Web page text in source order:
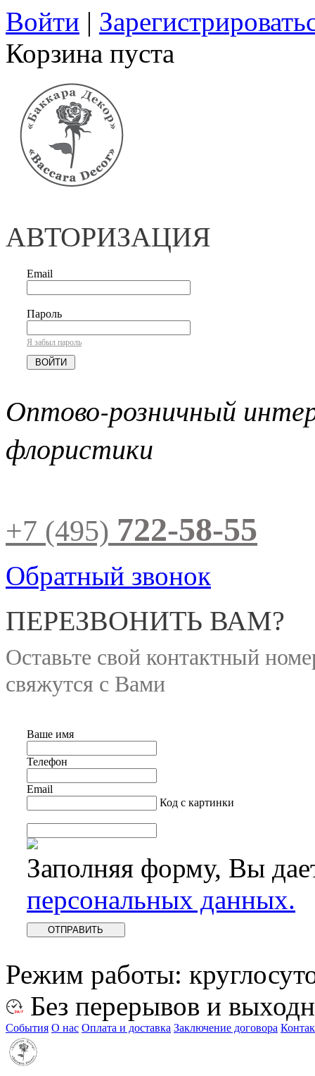
Войти |
Корзина пуста
АВТОРИЗАЦИЯ
Email
Пароль
Я забыл пароль
Оптово-розничный
флористики
+7 (495) 722-58-55
Обратный звонок
ПЕРЕЗВОНИТЬ ВАМ?
Оставьте свой контактный
свяжутся с Вами
Ваше имя
Телефон
Email
Код с картинки
Заполняя форму, Вы
персональных данных.
Режим работы:
Без перерывов и
События О нас Оплата и доставка Заключение договора